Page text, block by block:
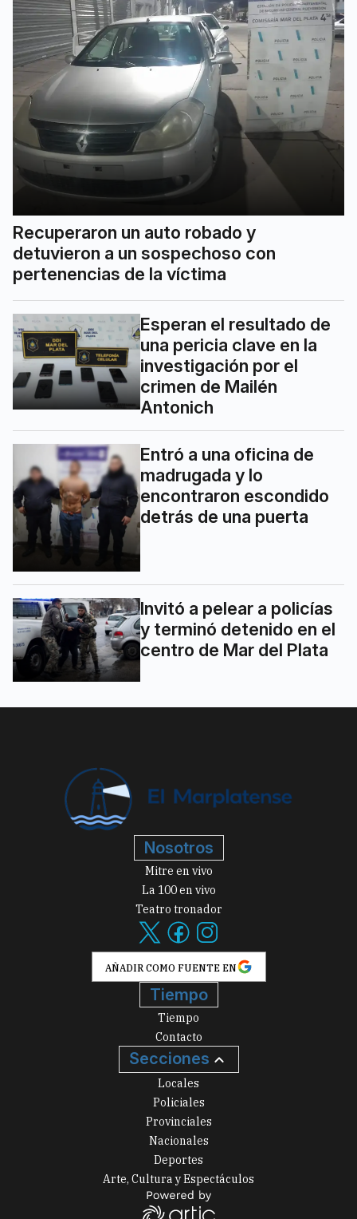
Recuperaron un auto robado y
detuvieron a un sospechoso con
pertenencias de la víctima
Esperan el resultado de
una pericia clave en la
investigación por el
crimen de Mailén
Antonich
Entró a una oficina de
madrugada y lo
encontraron escondido
detrás de una puerta
Invitó a pelear a policías
y terminó detenido en el
centro de Mar del Plata
Nosotros
Mitre en vivo
La 100 en vivo
Teatro tronador
AÑADIR COMO FUENTE EN
Tiempo
Tiempo
Contacto
Secciones
Locales
Policiales
Provinciales
Nacionales
Deportes
Arte, Cultura y Espectáculos